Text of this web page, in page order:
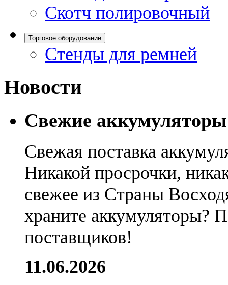
Скотч полировочный
Торговое оборудование
Стенды для ремней
Новости
Свежие
Свежая поставка
Никакой просрочки,
свежее из Страны
храните аккумуляторы?
поставщиков!
11.06.2026